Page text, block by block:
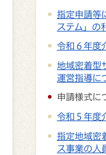
指定申請等
ステム」の
令和６年度
地域密着型
運営指導に
申請様式に
令和５年度
指定地域密
ス事業の人